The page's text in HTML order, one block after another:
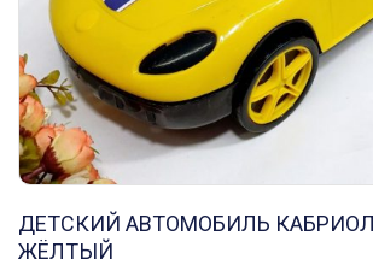
ДЕТСКИЙ АВТОМОБИЛЬ
ЖЁЛТЫЙ